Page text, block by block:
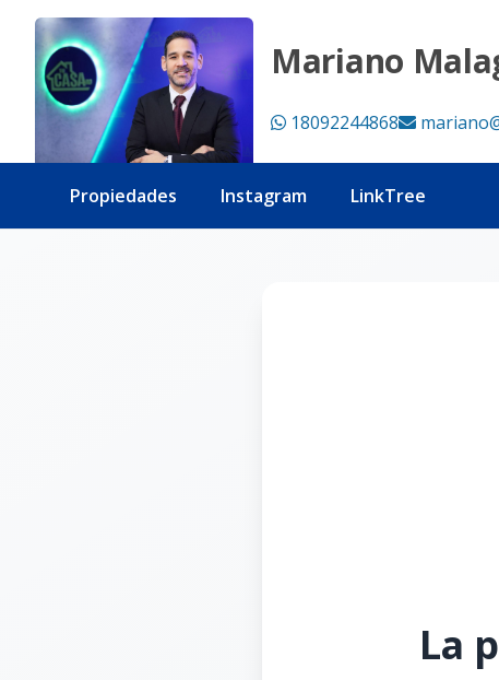
Mariano
18092244868
Propiedades Instagram LinkTree
La
Página no encontrada - Tu Casa RD